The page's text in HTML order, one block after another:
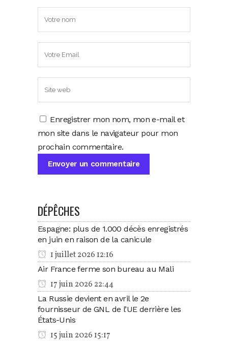
Enregistrer mon nom, mon e-mail et
mon site dans le navigateur pour mon
prochain commentaire.
DÉPÊCHES
Espagne: plus de 1.000 décès enregistrés
en juin en raison de la canicule
1 juillet 2026 12:16
Air France ferme son bureau au Mali
17 juin 2026 22:44
La Russie devient en avril le 2e
fournisseur de GNL de l’UE derrière les
États-Unis
15 juin 2026 15:17